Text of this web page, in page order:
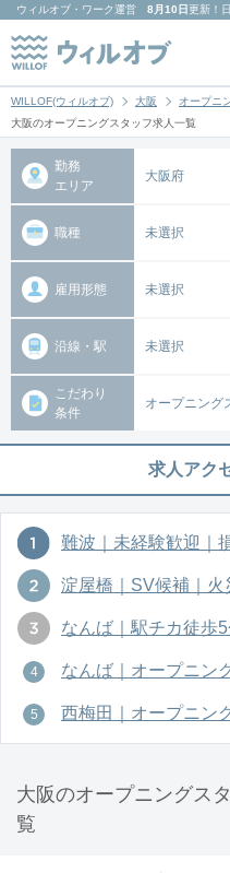
ウィルオブ・ワーク運営 8月10日更新！
WILLOF(ウィルオブ) 大阪
オープニ
大阪のオープニングスタッフ求人一覧
勤務
エリア
大阪府
職種 未選択
雇用形態 未選択
沿線・駅 未選択
こだわり
条件
オープニング
求人アク
難波｜未経験歓迎｜
淀屋橋｜SV候補｜火
なんば｜駅チカ徒歩
なんば｜オープニン
西梅田｜オープニン
大阪のオープニングス
覧